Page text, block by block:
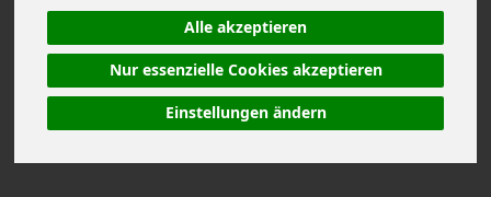
Alle akzeptieren
Nur essenzielle Cookies akzeptieren
Einstellungen ändern
VERFÜGBAR.
Das von Dir gesuchte Produkt
ist leider zur Zeit nicht
verfügbar.